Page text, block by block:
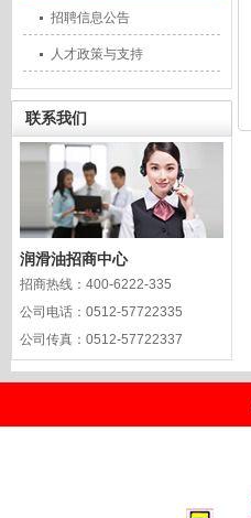
招聘信息公告
人才政策与支持
联系我们
润滑油招商中心
招商热线： 400-6222-335
公司电话： 0512-57722335
公司传真： 0512-57722337